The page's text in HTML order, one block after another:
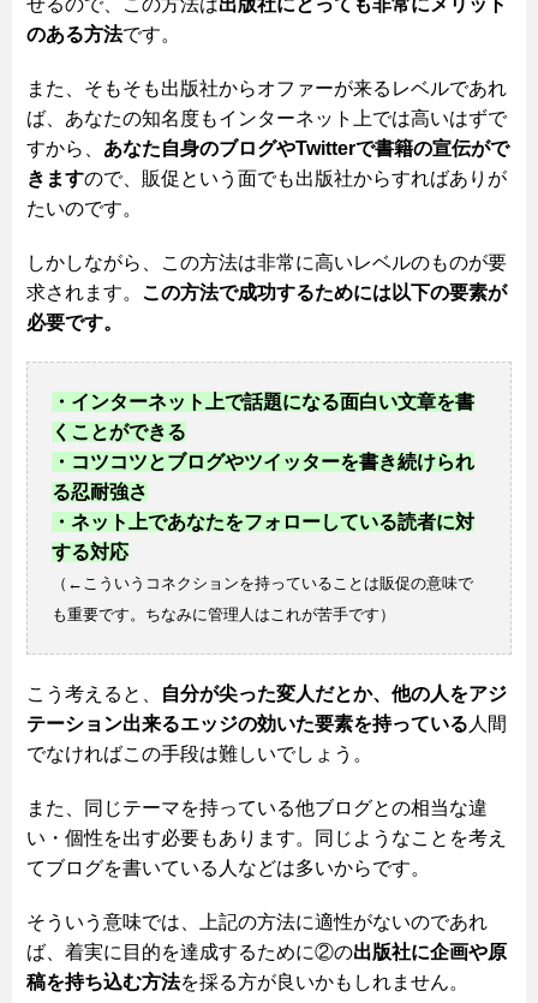
のある方法です。
また、そもそも出版社からオファーが来るレベルであれ
ば、あなたの知名度もインターネット上では高いはずで
すから、 あなた自身のブログやTwitterで書籍の宣伝がで
きますので、販促という面でも出版社からすればありが
たいのです。
しかしながら、この方法は非常に高いレベルのものが要
求されます。 この方法で成功するためには以下の要素が
必要です。
・インターネット上で話題になる面白い文章を書
くことができる
・コツコツとブログやツイッターを書き続けられ
る忍耐強さ
・ネット上であなたをフォローしている読者に対
する対応
（←こういうコネクションを持っていることは販促の意味で
も重要です。ちなみに管理人はこれが苦手です）
こう考えると、
自分が尖った変人だとか、他の人をアジ
テーション出来るエッジの効いた要素を持っている 人間
でなければこの手段は難しいでしょう。
また、同じテーマを持っている他ブログとの相当な違
い・個性を出す必要もあります。同じようなことを考え
てブログを書いている人などは多いからです。
そういう意味では、上記の方法に適性がないのであれ
ば、着実に目的を達成するために②の出版社に企画や原
稿を持ち込む方法を採る方が良いかもしれません。